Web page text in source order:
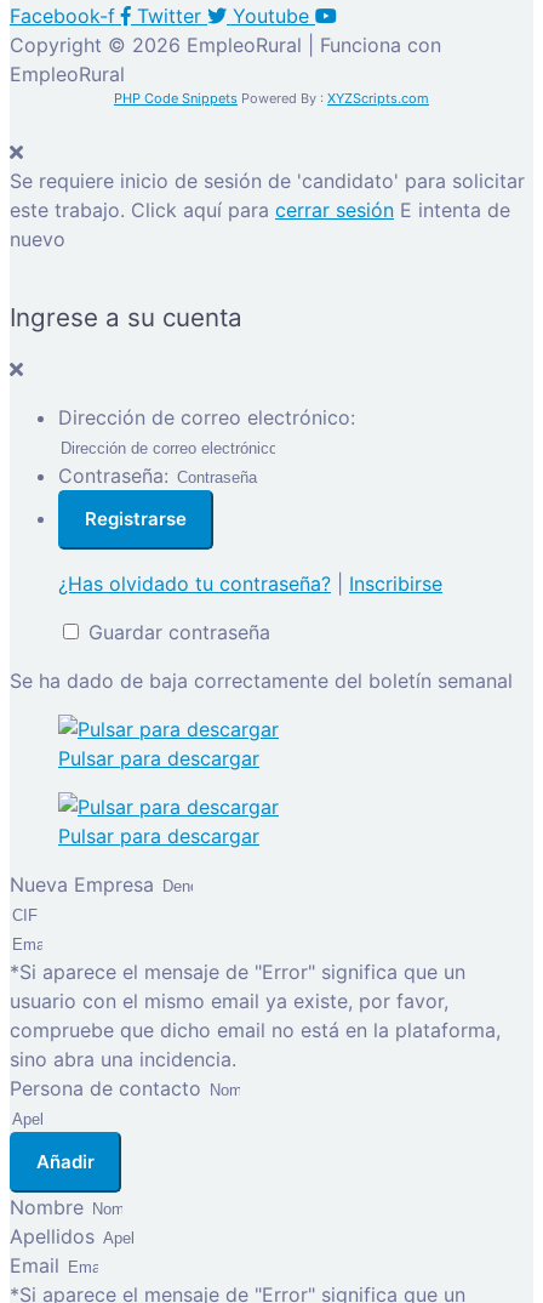
Facebook-f Twitter
Youtube
Copyright © 2026 EmpleoRural | Funciona con
EmpleoRural
PHP Code Snippets Powered By : XYZScripts.com
Se requiere inicio de sesión de 'candidato' para solicitar
este trabajo. Click aquí para cerrar sesión E intenta de
nuevo
Ingrese a su cuenta
Dirección de correo electrónico:
Contraseña:
¿Has olvidado tu contraseña?
Inscribirse
Guardar contraseña
Se ha dado de baja correctamente del boletín semanal
Pulsar para descargar
Pulsar para descargar
Nueva Empresa
*Si aparece el mensaje de "Error" significa que un
usuario con el mismo email ya existe, por favor,
compruebe que dicho email no está en la plataforma,
sino abra una incidencia.
Persona de contacto
Añadir
Nombre
Apellidos
Email
*Si aparece el mensaje de "Error" significa que un